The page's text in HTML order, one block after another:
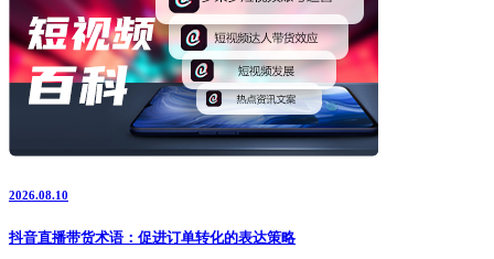
2026.08.10
抖音直播带货术语：促进订单转化的表达策略